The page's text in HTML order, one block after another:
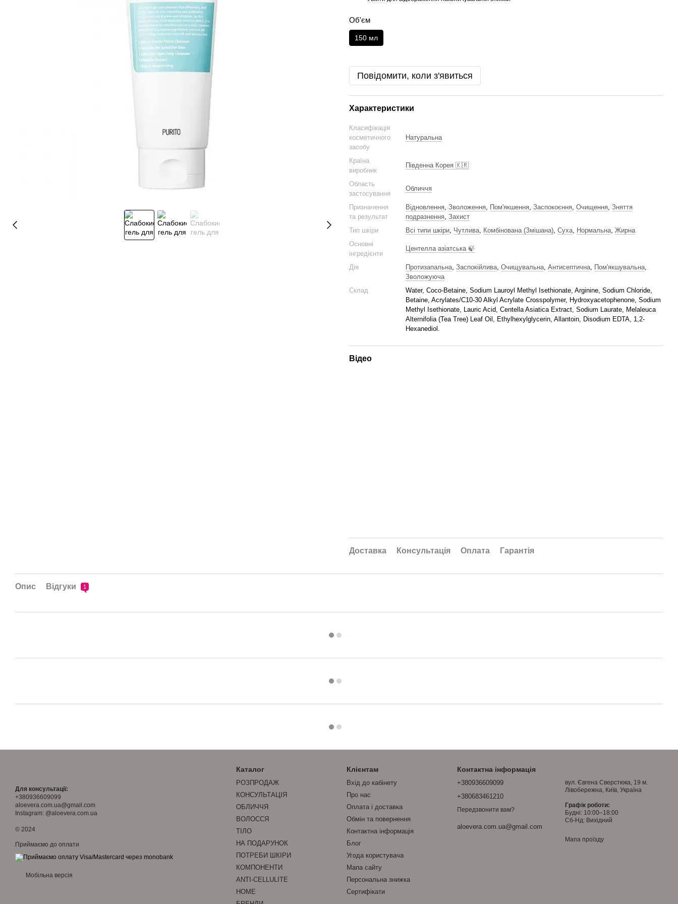
Об'єм
150 мл
Повідомити, коли з'явиться
Характеристики
Класифікація
косметичного
засобу
Натуральна
Країна
виробник
Південна Корея 🇰🇷
Область
застосування
Обличчя
Призначення
та результат
Відновлення, Зволоження, Пом'якшення, Заспокоєння, Очищення, Зняття
подразнення, Захист
Тип шкіри
Всі типи шкіри, Чутлива, Комбінована (Змішана), Суха, Нормальна, Жирна
Основні
інгредієнти
Центелла азіатська 🍃
Дія Протизапальна, Заспокійлива, Очищувальна, Антисептична, Пом'якшувальна,
Зволожуюча
Склад
Water, Coco-Betaine, Sodium Lauroyl Methyl Isethionate, Arginine, Sodium Chloride,
Betaine, Acrylates/C10-30 Alkyl Acrylate Crosspolymer, Hydroxyacetophenone, Sodium
Methyl Isethionate, Lauric Acid, Centella Asiatica Extract, Sodium Laurate, Melaleuca
Alternifolia (Tea Tree) Leaf Oil, Ethylhexylglycerin, Allantoin, Disodium EDTA, 1,2-
Hexanediol.
Відео
Доставка Консультація Оплата Гарантія
Опис Відгуки 1
Для консультації:
+380936609099
aloevera.com.ua@gmail.com
Instagram: @aloevera.com.ua
© 2024
Приймаємо до оплати
Мобільна версія
Каталог
РОЗПРОДАЖ
КОНСУЛЬТАЦІЯ
ОБЛИЧЧЯ
ВОЛОССЯ
ТІЛО
НА ПОДАРУНОК
ПОТРЕБИ ШКІРИ
КОМПОНЕНТИ
ANTI-CELLULITE
HOME
Клієнтам
Вхід до кабінету
Про нас
Оплата і доставка
Обмін та повернення
Контактна інформація
Блог
Угода користувача
Мапа сайту
Персональна знижка
Сертифікати
Контактна інформація
+380936609099
+380683461210
Передзвонити вам?
aloevera.com.ua@gmail.com
вул. Євгена Сверстюка, 19 м.
Лівобережна, Київ, Україна
Графік роботи:
Будні: 10:00–18:00
Сб-Нд: Вихідний
Мапа проїзду